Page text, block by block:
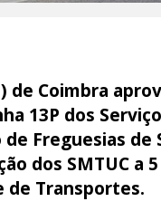
de Coimbra
13P dos
Freguesias
dos SMTUC
de Transportes.